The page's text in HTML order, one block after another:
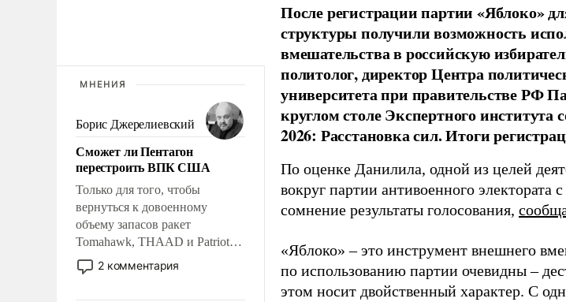
МНЕНИЯ
Борис Джерелиевский
Сможет ли Пентагон
перестроить ВПК США
Только для того, чтобы
вернуться к довоенному
объему запасов ракет
Tomahawk, THAAD и Patriot
США потребуется более трех
лет. Даже небольшая война с
2 комментария
После регистрации партии «Яблоко»
структуры получили возможность
вмешательства в российскую
политолог, директор Центра
университета при правительстве РФ
круглом столе Экспертного
2026: Расстановка сил. Итоги
По оценке Данилила, одной из целей
вокруг партии антивоенного
сомнение результаты голосования,
«Яблоко» – это инструмент внешнего
по использованию партии очевидны –
этом носит двойственный характер. С